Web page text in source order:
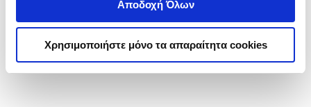
Αποδοχή Όλων
Χρησιμοποιήστε μόνο τα απαραίτητα cookies